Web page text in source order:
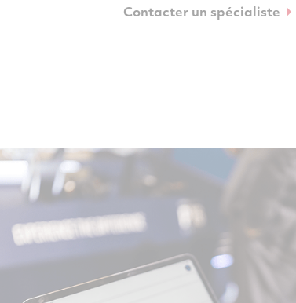
Contacter un spécialiste